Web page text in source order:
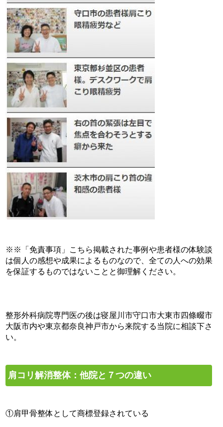
※※「免責事項」こちら掲載された事例や患者様の体験談
は個人の感想や成果によるものなので、全ての人への効果
を保証するものではないことと御理解ください。
整形外科病院専門医の後は寝屋川市守口市大東市四條畷市
大阪市内や東京都奈良神戸市から来院する当院に相談下さ
い。
肩コリ解消整体：他院と７つの違い
①肩甲骨整体として商標登録されている